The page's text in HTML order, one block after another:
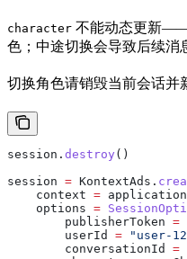
character 不能动态更新——
色；中途切换会导致后续消
切换角色请销毁当前会话并
session. destroy ()
session = KontextAds.
    context
=
    options
=
        publisherToken
=
        userId
= "user-
        conversationId
=